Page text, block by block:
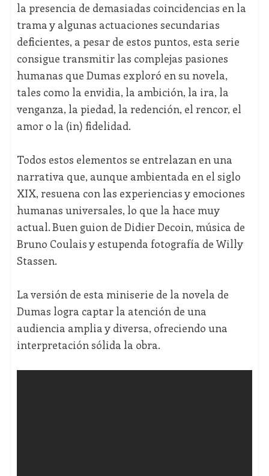
la presencia de demasiadas coincidencias en la
trama y algunas actuaciones secundarias
deficientes, a pesar de estos puntos, esta serie
consigue transmitir las complejas pasiones
humanas que Dumas exploró en su novela,
tales como la envidia, la ambición, la ira, la
venganza, la piedad, la redención, el rencor, el
amor o la (in) fidelidad.
Todos estos elementos se entrelazan en una
narrativa que, aunque ambientada en el siglo
XIX, resuena con las experiencias y emociones
humanas universales, lo que la hace muy
actual. Buen guion de Didier Decoin, música de
Bruno Coulais y estupenda fotografía de Willy
Stassen.
La versión de esta miniserie de la novela de
Dumas logra captar la atención de una
audiencia amplia y diversa, ofreciendo una
interpretación sólida la obra.